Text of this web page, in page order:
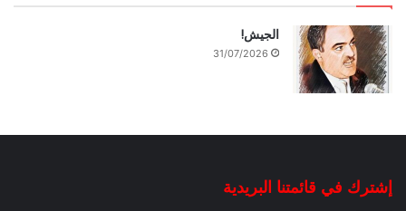
الجيش!
31/07/2026
إشترك في قائمتنا البريدية